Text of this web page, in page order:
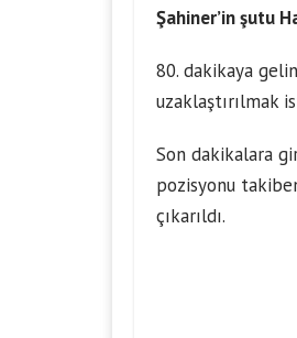
Şahiner’in şutu
80. dakikaya
uzaklaştırılmak
Son dakikalara
pozisyonu
çıkarıldı.